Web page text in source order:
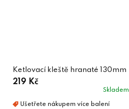
Ketlovací kleště hranaté 130mm
219 Kč
Skladem